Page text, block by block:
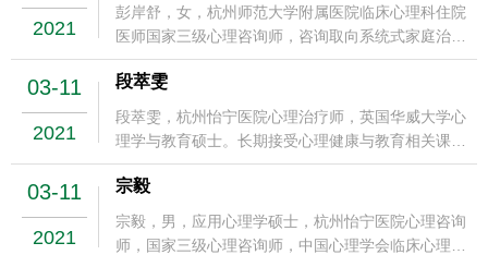
题、人际关系、个人成长等方面咨询工作。咨询理
在暂时看不到希望，我相信您终将成为您自己。我将
生的一段路。咨询时间与地点：具体咨询时间请查看
咨询预约系统（紫金港）
2021
彭岸舒，女，杭州师范大学附属医院临床心理科住院
医师国家三级心理咨询师，咨询取向系统式家庭治
疗，系统式咨询，FBT，接受系统式家庭治疗长程培
训及督导，擅长焦虑障碍，抑郁症，进食障碍等疾病
的诊疗及心理治疗。咨询理念: 我愿做一根手杖，在
需要的时候给予支持。咨询时间与地点：具体咨询时
03-11
2021
段萃雯
段萃雯，杭州怡宁医院心理治疗师，英国华威大学心
理学与教育硕士。长期接受心理健康与教育相关课程
的系统培训与实践。工作领域：人际关系与家庭关
系、情绪压力、自我成长与探索性需求等。持续接受
精神分析取向、人本-情绪整合取向、后现代取向督
导，持续接受高频个人分析。咨询取向：精神动力学
03-11
2021
宗毅
宗毅，男，应用心理学硕士，杭州怡宁医院心理咨询
师，国家三级心理咨询师，中国心理学会临床心理学